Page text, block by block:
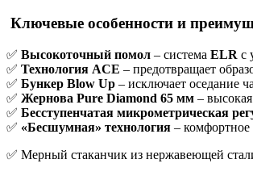
Ключевые особенности и
✅ Высокоточный помол – система ELR с
✅ Технология ACE – предотвращает
✅ Бункер Blow Up – исключает оседание
✅ Жернова Pure Diamond 65 мм –
✅ Бесступенчатая микрометрическая
✅ «Бесшумная» технология –
✅ Мерный стаканчик из нержавеющей